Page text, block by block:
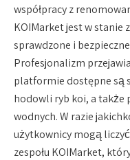
współpracy z
KOIMarket jest w
sprawdzone i
Profesjonalizm
platformie dostępne są
hodowli ryb koi, a także
wodnych. W razie
użytkownicy mogą
zespołu KOIMarket,